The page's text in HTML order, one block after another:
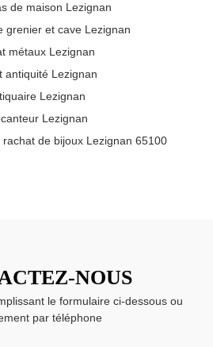
de maison Lezignan
grenier et cave Lezignan
métaux Lezignan
antiquité Lezignan
Lezignan
Lezignan
de bijoux Lezignan 65100
NOUS
le formulaire ci-dessous ou
par téléphone